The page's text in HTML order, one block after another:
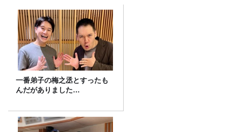
一番弟子の梅之丞とすったも
んだがありました…